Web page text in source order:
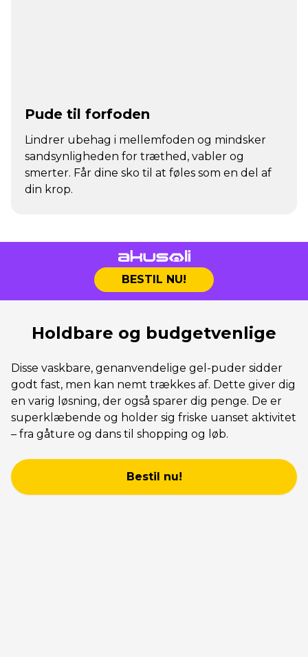
Pude til forfoden
Lindrer ubehag i mellemfoden og mindsker
sandsynligheden for træthed, vabler og
smerter. Får dine sko til at føles som en del af
din krop.
BESTIL NU!
Holdbare og budgetvenlige
Disse vaskbare, genanvendelige gel-puder sidder
godt fast, men kan nemt trækkes af. Dette giver dig
en varig løsning, der også sparer dig penge. De er
superklæbende og holder sig friske uanset aktivitet
– fra gåture og dans til shopping og løb.
Bestil nu!